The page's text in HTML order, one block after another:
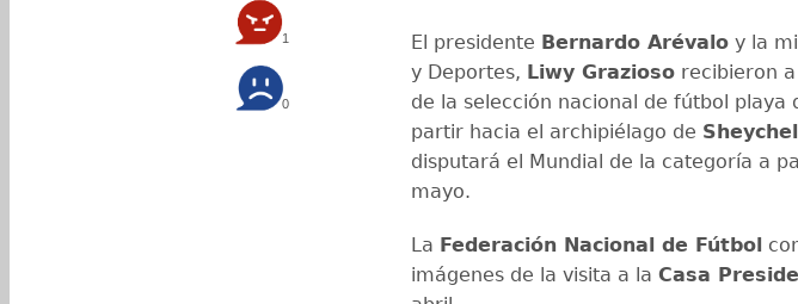
1
0
El presidente Bernardo Arévalo y la
y Deportes, Liwy Grazioso recibieron
de la selección nacional de fútbol playa
partir hacia el archipiélago de
disputará el Mundial de la categoría a
mayo.
La Federación Nacional de Fútbol
imágenes de la visita a la Casa